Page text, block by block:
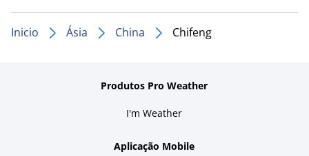
Inicio Ásia China Chifeng
Produtos Pro Weather
I'm Weather
Aplicação Mobile